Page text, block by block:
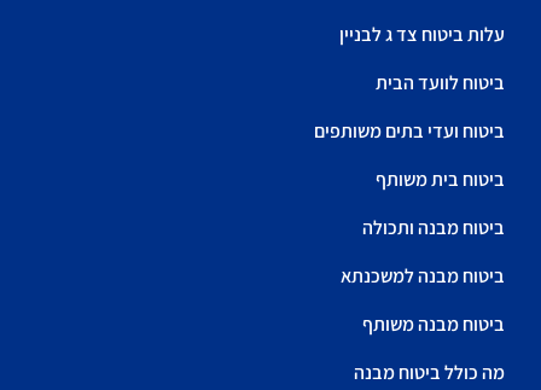
עלות ביטוח צד ג לבניין
ביטוח לוועד הבית
ביטוח ועדי בתים משותפים
ביטוח בית משותף
ביטוח מבנה ותכולה
ביטוח מבנה למשכנתא
ביטוח מבנה משותף
מה כולל ביטוח מבנה